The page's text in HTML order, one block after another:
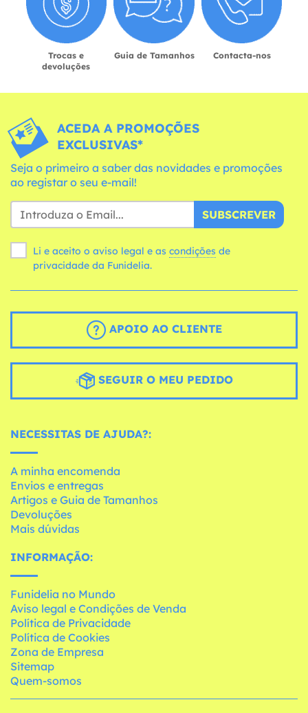
Trocas e
devoluções
Guia de Tamanhos Contacta-nos
ACEDA A PROMOÇÕES
EXCLUSIVAS*
Seja o primeiro a saber das novidades e promoções
ao registar o seu e-mail!
SUBSCREVER
Li e aceito o aviso legal e as condições
privacidade da Funidelia.
APOIO AO CLIENTE
SEGUIR O MEU PEDIDO
NECESSITAS DE AJUDA?:
A minha encomenda
Envios e entregas
Artigos e Guia de Tamanhos
Devoluções
Mais dúvidas
INFORMAÇÃO:
Funidelia no Mundo
Aviso legal e Condições de Venda
Política de Privacidade
Política de Cookies
Zona de Empresa
Sitemap
Quem-somos